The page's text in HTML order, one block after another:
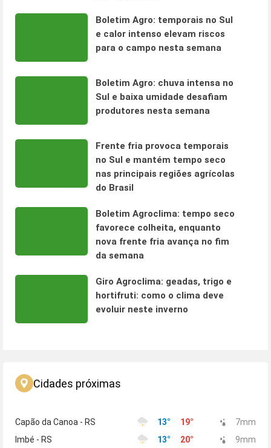
Boletim Agro: temporais no Sul
e calor intenso elevam riscos
para o campo nesta semana
Boletim Agro: chuva intensa no
Sul e baixa umidade desafiam
produtores nesta semana
Frente fria provoca temporais
no Sul e mantém tempo seco
nas principais regiões agrícolas
do Brasil
Boletim Agroclima: tempo seco
favorece colheita, enquanto
nova frente fria avança no fim
da semana
Giro Agroclima: geadas, trigo e
hortifruti: como o clima deve
evoluir neste inverno
Cidades próximas
Capão da Canoa - RS 13° 19° 7mm
Imbé - RS
13° 20° 9mm